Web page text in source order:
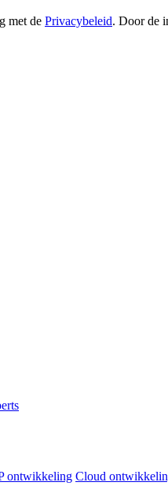
met de Privacybeleid. Door de
ontwikkeling Cloud